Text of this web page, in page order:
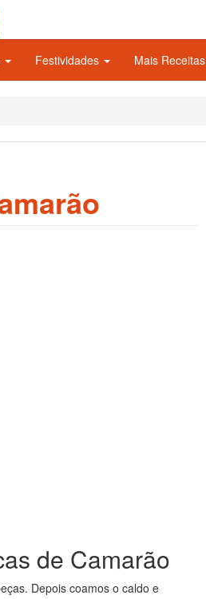
Festividades Mais Receitas
de Camarão
Depois coamos o caldo e